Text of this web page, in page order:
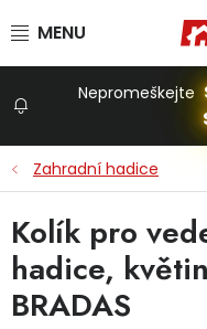
Stavba a dům
Nepromeškejte
Zahradní hadice
Kolík pro
hadice,
BRADAS